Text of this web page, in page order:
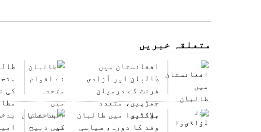
متعلقہ خبریں
افغانستان میں
طالبان اور آزادی
فرنٹ کے درمیان
جھڑپیں، متعدد
ہلاکتیں
کی
مولڈووا میں طالبان
وفد کا دورہ، سیاسی